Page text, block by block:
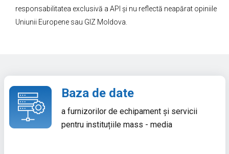
responsabilitatea exclusivă a API și nu reflectă neapărat opiniile
Uniunii Europene sau GIZ Moldova.
Baza de date
a furnizorilor de echipament și servicii
pentru instituțiile mass - media